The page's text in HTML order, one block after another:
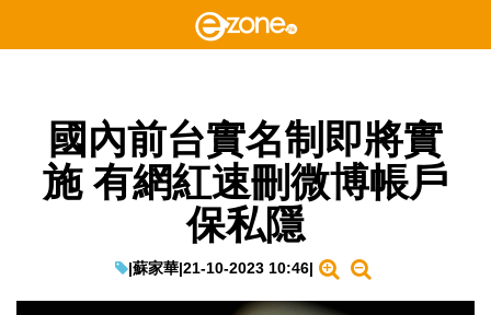
國內前台實名制即將實
施 有網紅速刪微博帳戶
保私隱
|蘇家華|21-10-2023 10:46|